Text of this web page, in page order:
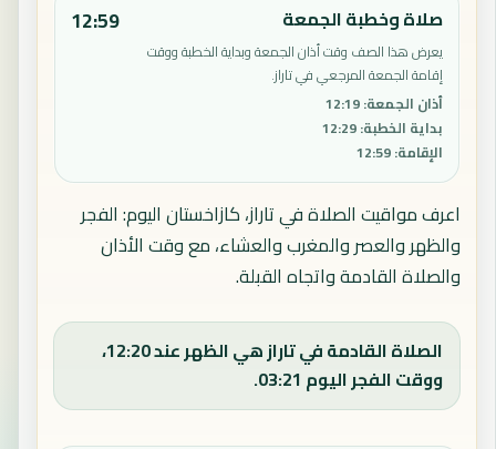
صلاة وخطبة الجمعة
يعرض هذا الصف وقت أذان الجمعة وبداية الخطبة ووقت
إقامة الجمعة المرجعي في تاراز.
أذان الجمعة:
12:19
بداية الخطبة:
12:29
الإقامة:
12:59
12:59
اعرف مواقيت الصلاة في تاراز، كازاخستان اليوم: الفجر
والظهر والعصر والمغرب والعشاء، مع وقت الأذان
والصلاة القادمة واتجاه القبلة.
الصلاة القادمة في تاراز هي الظهر عند 12:20،
ووقت الفجر اليوم 03:21.